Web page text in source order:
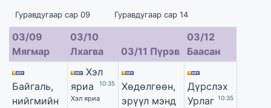
Гуравдугаар сар 09 Гуравдугаар сар 14
03/09
Мягмар
03/10
Лхагва
03/11 Пүрэв
03/12
Баасан
Байгаль,
нийгмийн
Хэл
яриа
10:35
Хэл яриа
Хөдөлгөөн,
эрүүл мэнд
Дүрслэх
Урлаг 10:35